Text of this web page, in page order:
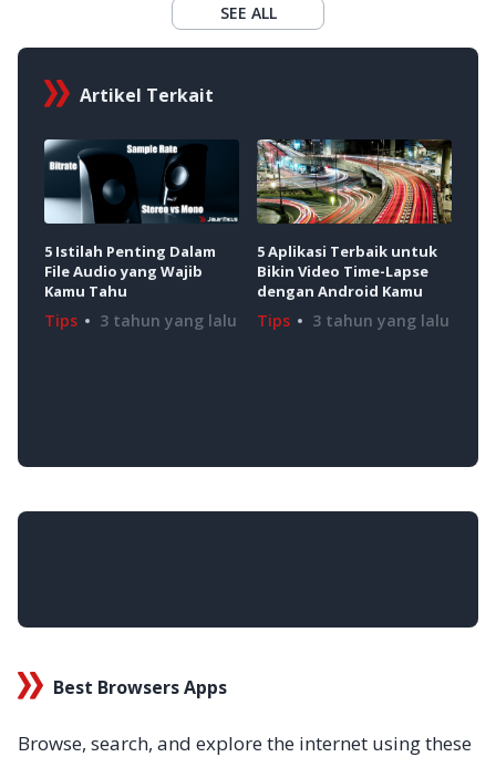
SEE ALL
Artikel Terkait
5 Istilah Penting Dalam
File Audio yang Wajib
Kamu Tahu
Tips 3 tahun yang lalu
5 Aplikasi Terbaik untuk
Bikin Video Time-Lapse
dengan Android Kamu
Tips 3 tahun yang lalu
Best Browsers Apps
Browse, search, and explore the internet using these